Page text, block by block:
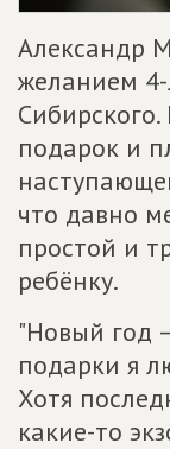
Александр
желанием 4-
подарок и
что давно
простой и
ребёнку.
"Новый год
подарки я
Хотя
какие-то